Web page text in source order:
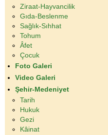
Ziraat-Hayvancilik
Gıda-Beslenme
Sağlık-Sıhhat
Tohum
Âfet
Çocuk
Foto Galeri
Video Galeri
Şehir-Medeniyet
Tarih
Hukuk
Gezi
Kâinat